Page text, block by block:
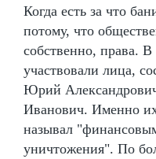
Когда есть за что
потому, что
собственно, права.
участвовали лица,
Юрий
Иванович. Именно
называл
уничтожения". По